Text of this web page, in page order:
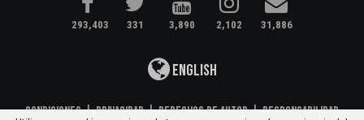
293,403 331 3,890 2,102 31,886
English
Condiciones|Privacidad|Derechos de Autor|Responsabilidad